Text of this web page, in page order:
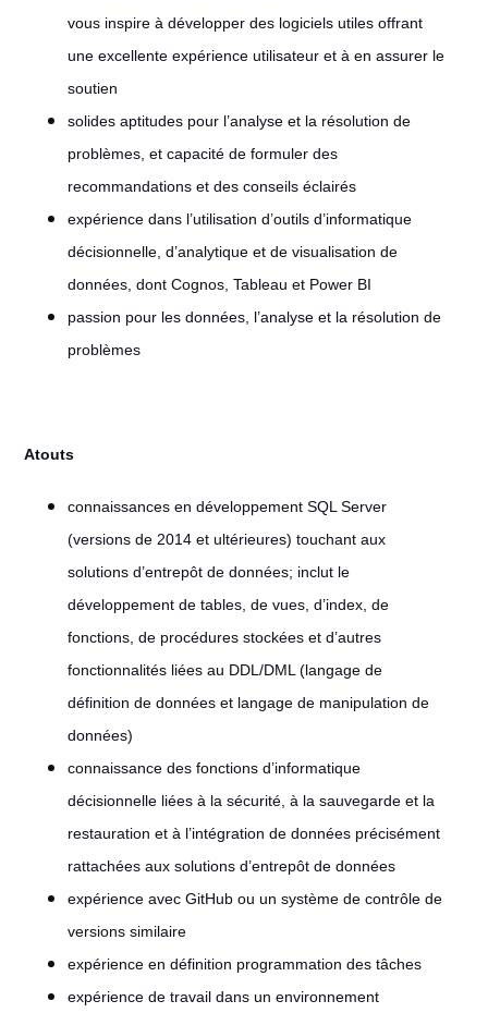
vous inspire à développer des logiciels utiles offrant
une excellente expérience utilisateur et à en assurer le
soutien
solides aptitudes pour l’analyse et la résolution de
problèmes, et capacité de formuler des
recommandations et des conseils éclairés
expérience dans l’utilisation d’outils d’informatique
décisionnelle, d’analytique et de visualisation de
données, dont Cognos, Tableau et Power BI
passion pour les données, l’analyse et la résolution de
problèmes
Atouts
connaissances en développement SQL Server
(versions de 2014 et ultérieures) touchant aux
solutions d’entrepôt de données; inclut le
développement de tables, de vues, d’index, de
fonctions, de procédures stockées et d’autres
fonctionnalités liées au DDL/DML (langage de
définition de données et langage de manipulation de
données)
connaissance des fonctions d’informatique
décisionnelle liées à la sécurité, à la sauvegarde et la
restauration et à l’intégration de données précisément
rattachées aux solutions d’entrepôt de données
expérience avec GitHub ou un système de contrôle de
versions similaire
expérience en définition programmation des tâches
expérience de travail dans un environnement